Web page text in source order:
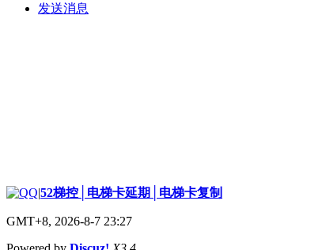
发送消息
|52梯控│电梯卡延期│电梯卡复制
GMT+8, 2026-8-7 23:27